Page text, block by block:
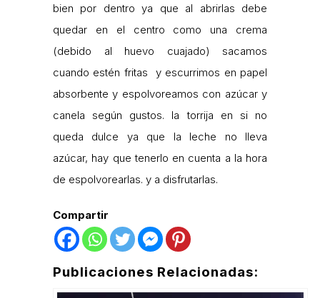
bien por dentro ya que al abrirlas debe
quedar en el centro como una crema
(debido al huevo cuajado) sacamos
cuando estén fritas y escurrimos en papel
absorbente y espolvoreamos con azúcar y
canela según gustos. la torrija en si no
queda dulce ya que la leche no lleva
azúcar, hay que tenerlo en cuenta a la hora
de espolvorearlas. y a disfrutarlas.
Compartir
Publicaciones Relacionadas: